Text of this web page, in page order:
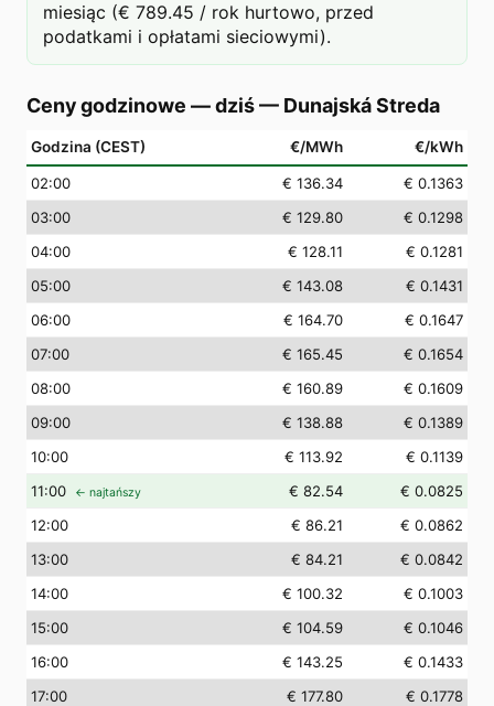
miesiąc (€ 789.45 / rok hurtowo, przed
podatkami i opłatami sieciowymi).
Ceny godzinowe — dziś— Dunajská Streda
Godzina (CEST) €/MWh €/kWh
02:00 € 136.34
€ 0.1363
03:00 € 129.80
€ 0.1298
04:00 € 128.11
€ 0.1281
05:00 € 143.08
€ 0.1431
06:00 € 164.70
€ 0.1647
07:00 € 165.45
€ 0.1654
08:00 € 160.89
€ 0.1609
09:00 € 138.88
€ 0.1389
10:00 € 113.92
€ 0.1139
11:00 ← najtańszy € 82.54
€ 0.0825
12:00 € 86.21
€ 0.0862
13:00 € 84.21
€ 0.0842
14:00 € 100.32
€ 0.1003
15:00 € 104.59
€ 0.1046
16:00 € 143.25
€ 0.1433
17:00 € 177.80
€ 0.1778